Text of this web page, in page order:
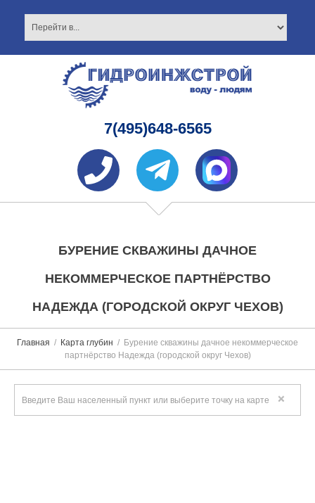
7(495)648-6565
БУРЕНИЕ СКВАЖИНЫ ДАЧНОЕ
НЕКОММЕРЧЕСКОЕ ПАРТНЁРСТВО
НАДЕЖДА (ГОРОДСКОЙ ОКРУГ ЧЕХОВ)
Главная Карта глубин
Бурение скважины дачное некоммерческое
партнёрство Надежда (городской округ Чехов)